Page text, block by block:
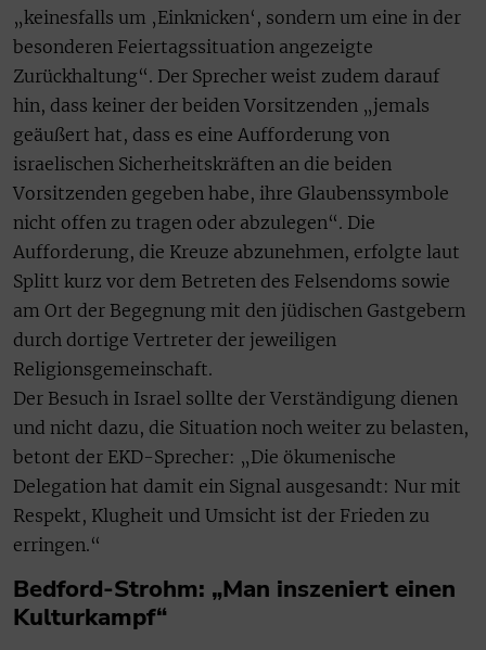
„keinesfalls um ‚Einknicken‘, sondern um eine in der
besonderen Feiertagssituation angezeigte
Zurückhaltung“. Der Sprecher weist zudem darauf
hin, dass keiner der beiden Vorsitzenden „jemals
geäußert hat, dass es eine Aufforderung von
israelischen Sicherheitskräften an die beiden
Vorsitzenden gegeben habe, ihre Glaubenssymbole
nicht offen zu tragen oder abzulegen“. Die
Aufforderung, die Kreuze abzunehmen, erfolgte laut
Splitt kurz vor dem Betreten des Felsendoms sowie
am Ort der Begegnung mit den jüdischen Gastgebern
durch dortige Vertreter der jeweiligen
Religionsgemeinschaft.
Der Besuch in Israel sollte der Verständigung dienen
und nicht dazu, die Situation noch weiter zu belasten,
betont der EKD-Sprecher: „Die ökumenische
Delegation hat damit ein Signal ausgesandt: Nur mit
Respekt, Klugheit und Umsicht ist der Frieden zu
erringen.“
Bedford-Strohm: „Man inszeniert einen
Kulturkampf“